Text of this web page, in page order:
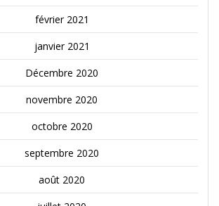
février 2021
janvier 2021
Décembre 2020
novembre 2020
octobre 2020
septembre 2020
août 2020